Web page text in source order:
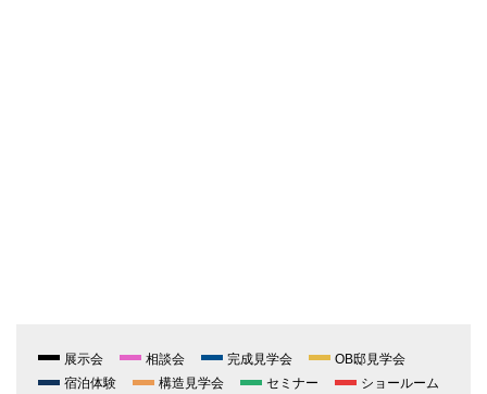
展示会 相談会 完成見学会
OB邸見学会
宿泊体験
構造見学会 セミナー
ショールーム